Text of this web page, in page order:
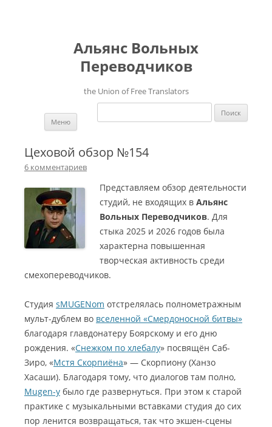
Альянс Вольных
Переводчиков
the Union of Free Translators
Найти:
Меню
Цеховой обзор №154
6 комментариев
Представляем обзор деятельности
студий, не входящих в Альянс
Вольных Переводчиков. Для
стыка 2025 и 2026 годов была
характерна повышенная
творческая активность среди
смехопереводчиков.
Студия sMUGENom отстрелялась полнометражным
мульт-дублем во вселенной «Смердоносной битвы»
благодаря главдонатеру Боярскому и его дню
рождения. «Снежком по хлебалу» посвящён Саб-
Зиро, «Мстя Скорпиёна» — Скорпиону (Ханзо
Хасаши). Благодаря тому, что диалогов там полно,
Mugen-у было где развернуться. При этом к старой
практике с музыкальными вставками студия до сих
пор ленится возвращаться, так что экшен-сцены